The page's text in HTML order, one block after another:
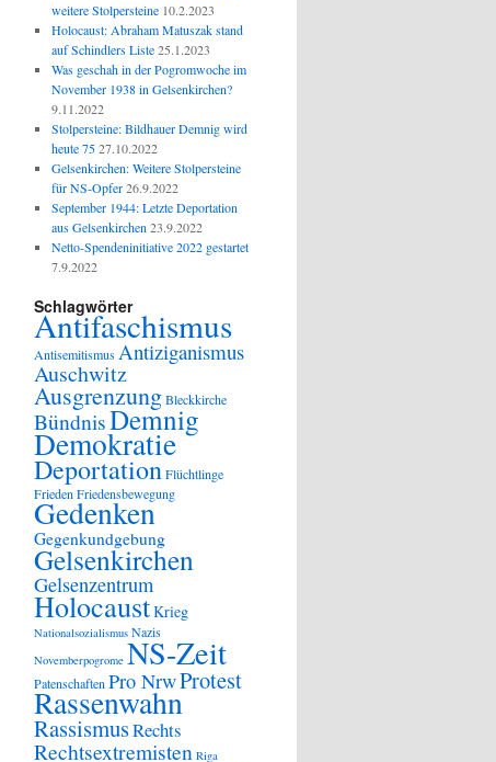
weitere Stolpersteine 10.2.2023
Holocaust: Abraham Matuszak stand
auf Schindlers Liste 25.1.2023
Was geschah in der Pogromwoche im
November 1938 in Gelsenkirchen?
9.11.2022
Stolpersteine: Bildhauer Demnig wird
heute 75 27.10.2022
Gelsenkirchen: Weitere Stolpersteine
für NS-Opfer 26.9.2022
September 1944: Letzte Deportation
aus Gelsenkirchen 23.9.2022
Netto-Spendeninitiative 2022 gestartet
7.9.2022
Schlagwörter
Antifaschismus
Antisemitismus Antiziganismus
Auschwitz
AusgrenzungBleckkirche
BündnisDemnig
Demokratie
DeportationFlüchtlinge
FriedenFriedensbewegung
Gedenken
Gegenkundgebung
Gelsenkirchen
Gelsenzentrum
HolocaustKrieg
Nationalsozialismus Nazis
Novemberpogrome NS-Zeit
PatenschaftenPro NrwProtest
Rassenwahn
RassismusRechts
Rechtsextremisten Riga